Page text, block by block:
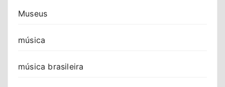
Museus
música
música brasileira